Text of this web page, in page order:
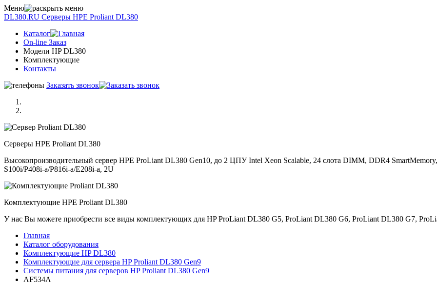
Меню
DL380.RU Серверы НРE Prоliаnt DL380
Каталог
On-line Заказ
Модели HP DL380
Комплектующие
Контакты
Заказать звонок
Серверы НРE Prоliаnt DL380
Высокопроизводительный сервер HPE ProLiant DL380 Gen10, до 2 ЦПУ Intel Xeon Scalable, 24 слота DIMM, DDR4
S100i/P408i-a/P816i-a/E208i-a, 2U
Комплектующие НРE Prоliаnt DL380
У нас Вы можете приобрести все виды комплектующих для HP ProLiant DL380 G5, ProLiant DL380 G6, ProLiant DL380 G7,
Главная
Каталог оборудования
Комплектующие HP DL380
Комплектующие для сервера HP Proliant DL380 Gen9
Системы питания для серверов HP Proliant DL380 Gen9
AF534A